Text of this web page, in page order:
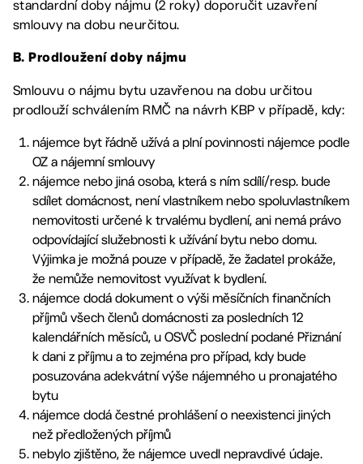
standardní doby nájmu (2 roky) doporučit uzavření
smlouvy na dobu neurčitou.
B. Prodloužení doby nájmu
Smlouvu o nájmu bytu uzavřenou na dobu určitou
prodlouží schválením RMČ na návrh KBP v případě, kdy:
nájemce byt řádně užívá a plní povinnosti nájemce podle
OZ a nájemní smlouvy
nájemce nebo jiná osoba, která s ním sdílí/resp. bude
sdílet domácnost, není vlastníkem nebo spoluvlastníkem
nemovitosti určené k trvalému bydlení, ani nemá právo
odpovídající služebnosti k užívání bytu nebo domu.
Výjimka je možná pouze v případě, že žadatel prokáže,
že nemůže nemovitost využívat k bydlení.
nájemce dodá dokument o výši měsíčních finančních
příjmů všech členů domácnosti za posledních 12
kalendářních měsíců, u OSVČ poslední podané Přiznání
k dani z příjmu a to zejména pro případ, kdy bude
posuzována adekvátní výše nájemného u pronajatého
bytu
nájemce dodá čestné prohlášení o neexistenci jiných
než předložených příjmů
nebylo zjištěno, že nájemce uvedl nepravdivé údaje.